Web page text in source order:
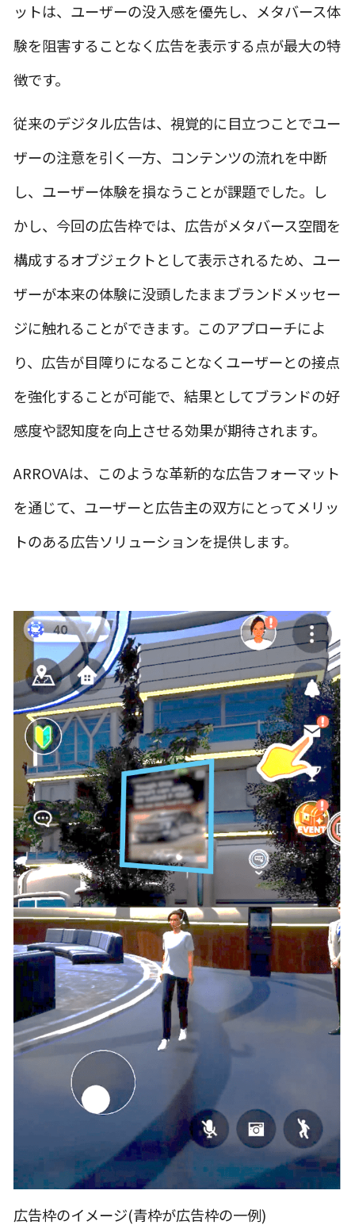
ットは、ユーザーの没入感を優先し、メタバース体
験を阻害することなく広告を表示する点が最大の特
徴です。
従来のデジタル広告は、視覚的に目立つことでユー
ザーの注意を引く一方、コンテンツの流れを中断
し、ユーザー体験を損なうことが課題でした。し
かし、今回の広告枠では、広告がメタバース空間を
構成するオブジェクトとして表示されるため、ユー
ザーが本来の体験に没頭したままブランドメッセー
ジに触れることができます。このアプローチによ
り、広告が目障りになることなくユーザーとの接点
を強化することが可能で、結果としてブランドの好
感度や認知度を向上させる効果が期待されます。
ARROVAは、このような革新的な広告フォーマット
を通じて、ユーザーと広告主の双方にとってメリッ
トのある広告ソリューションを提供します。
広告枠のイメージ(青枠が広告枠の一例)